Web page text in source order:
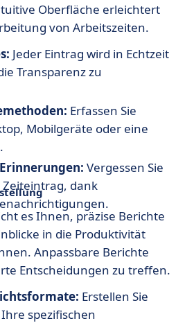
Oberfläche erleichtert
von Arbeitszeiten.
Jeder Eintrag wird in Echtzeit
Transparenz zu
Erfassen Sie
Mobilgeräte oder eine
Vergessen Sie
dank
es Ihnen, präzise Berichte
in die Produktivität
Anpassbare Berichte
Entscheidungen zu treffen.
Erstellen Sie
spezifischen